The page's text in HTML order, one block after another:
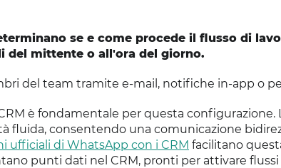
se e come procede il flusso di
del mittente o all'ora del giorno.
del team tramite e-mail, notifiche in-app o
è fondamentale per questa configurazione.
fluida, consentendo una comunicazione
ufficiali di WhatsApp con i CRM facilitano
punti dati nel CRM, pronti per attivare